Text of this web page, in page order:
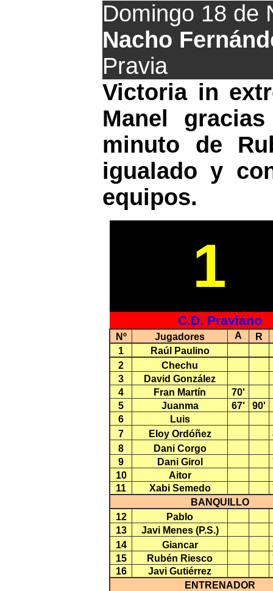
Domingo 18 de
Nacho
Pravia
Victoria in
Manel
minuto de
igualado y
equipos.
1
C.D. Praviano
Nº Jugadores A
R
1
Raúl Paulino
2
Chechu
3
David González
4
Fran Martín
70'
5
Juanma 67'
90'
6
Luis
7
Eloy Ordóñez
8
Dani Corgo
9
Dani Girol
10
Aitor
11
Xabi Semedo
BANQUILLO
12
Pablo
13
Javi Menes (P.S.)
14
Giancar
15
Rubén Riesco
16
Javi Gutiérrez
ENTRENADOR